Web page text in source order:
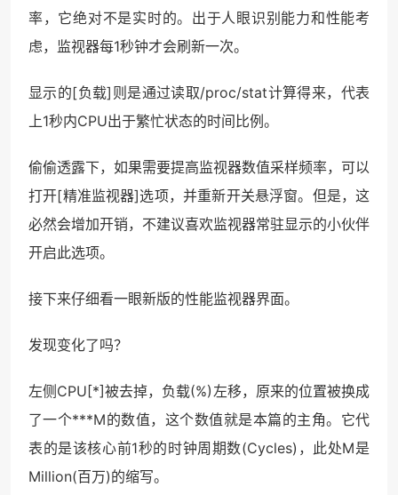
率，它绝对不是实时的。出于人眼识别能力和性能考
虑，监视器每1秒钟才会刷新一次。
显示的[负载]则是通过读取/proc/stat计算得来，代表
上1秒内CPU出于繁忙状态的时间比例。
偷偷透露下，如果需要提高监视器数值采样频率，可以
打开[精准监视器]选项，并重新开关悬浮窗。但是，这
必然会增加开销，不建议喜欢监视器常驻显示的小伙伴
开启此选项。
接下来仔细看一眼新版的性能监视器界面。
发现变化了吗？
左侧CPU[*]被去掉，负载(%)左移，原来的位置被换成
了一个***M的数值，这个数值就是本篇的主角。它代
表的是该核心前1秒的时钟周期数(Cycles)，此处M是
Million(百万)的缩写。